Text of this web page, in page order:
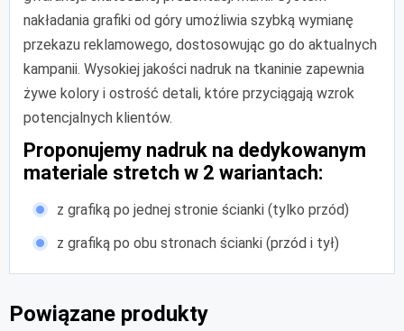
nakładania grafiki od góry umożliwia szybką wymianę
przekazu reklamowego, dostosowując go do aktualnych
kampanii. Wysokiej jakości nadruk na tkaninie zapewnia
żywe kolory i ostrość detali, które przyciągają wzrok
potencjalnych klientów.
Proponujemy nadruk na dedykowanym
materiale stretch w 2 wariantach:
z grafiką po jednej stronie ścianki (tylko przód)
z grafiką po obu stronach ścianki (przód i tył)
Powiązane produkty